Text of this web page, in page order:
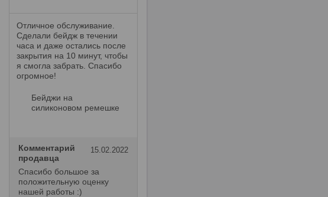
Отличное обслуживание.
Сделали бейдж в течении
часа и даже остались после
закрытия на 10 минут, чтобы
я смогла забрать. Спасибо
огромное!
Бейджи на
силиконовом ремешке
Комментарий
продавца
15.02.2022
Спасибо большое за
положительную оценку
нашей работы :)